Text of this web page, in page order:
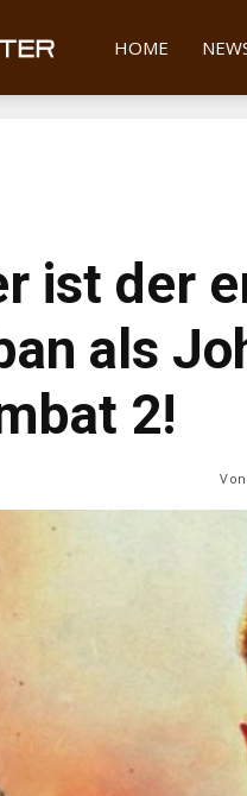
Filmfutter
HOME
ist der
als
2!
Von